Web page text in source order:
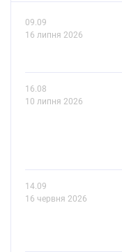
09.09
16 липня 2026
16.08
10 липня 2026
14.09
16 червня 2026